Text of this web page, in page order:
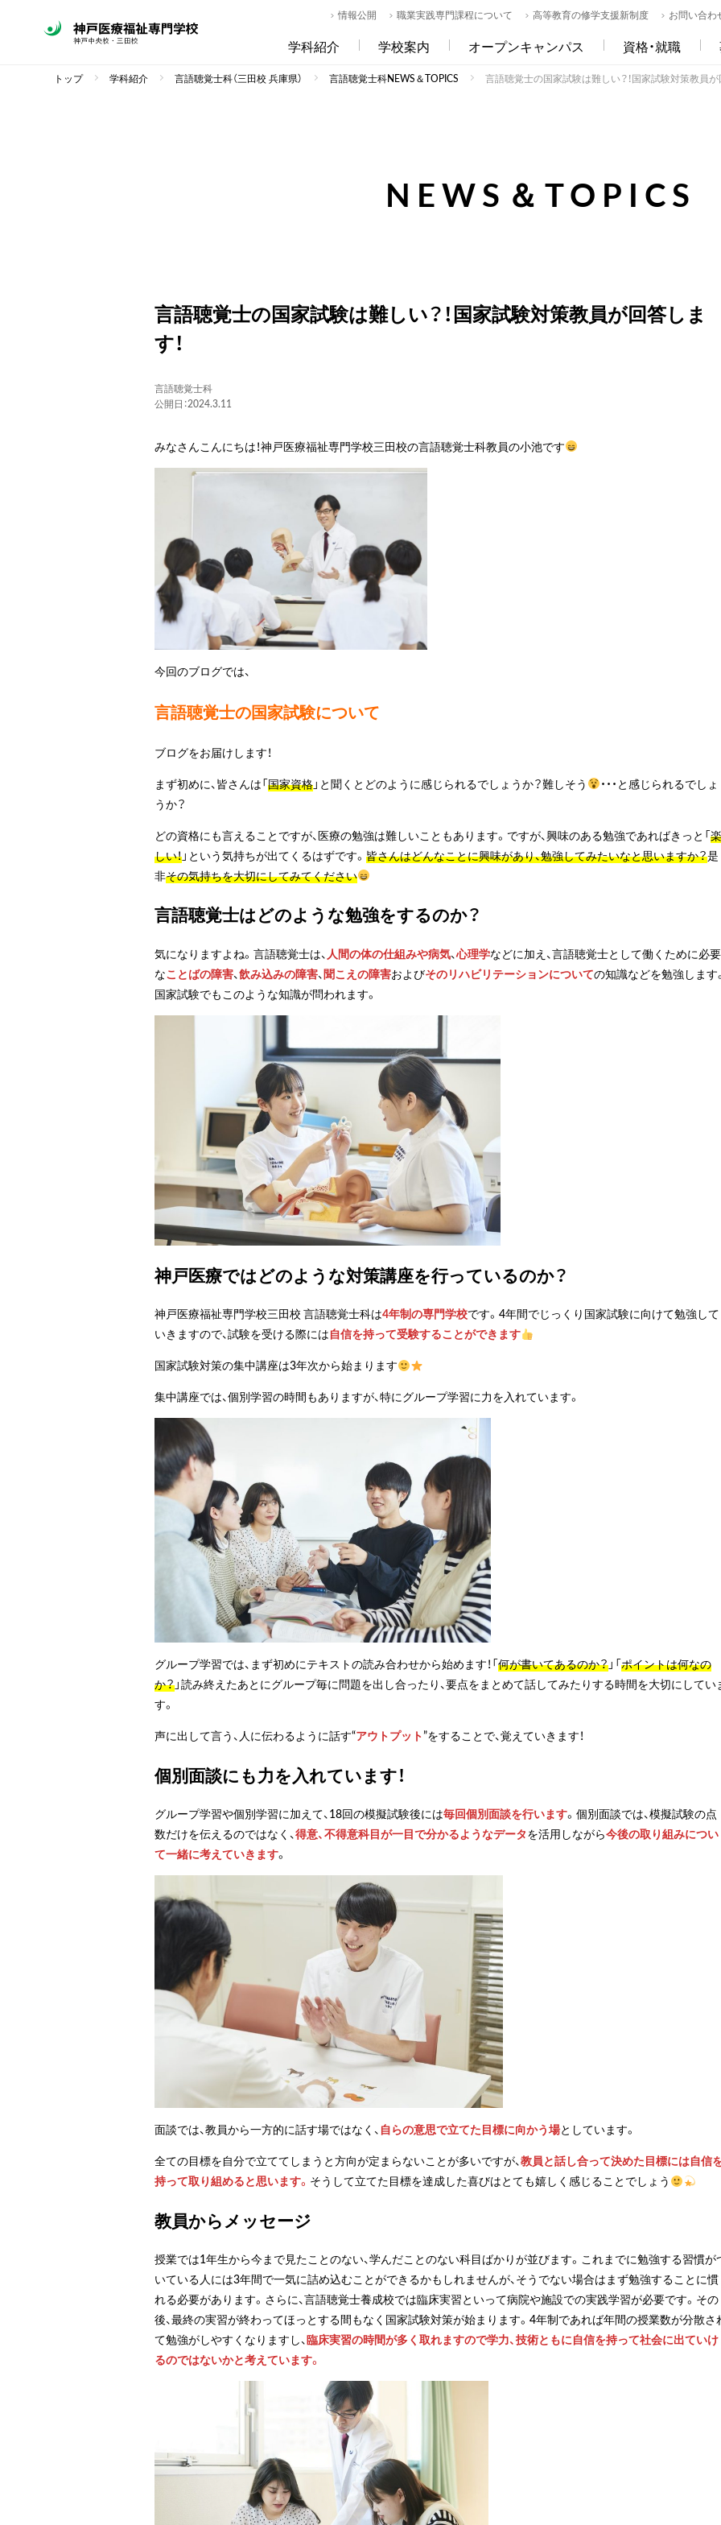
学科紹介 学校案内 オープンキャンパス 資格・就職
情報公開 職業実践専門課程について 高等教育の修学支援新制度 お問い合わ
トップ 学科紹介 言語聴覚士科（三田校 兵庫県） 言語聴覚士科NEWS＆TOPICS 言語聴覚士の国家試験は難しい？！国家試験対策教員が
NEWS＆TOPICS
言語聴覚士の国家試験は難しい？！国家試験対策教員が回答しま
す！
言語聴覚士科
公開日：2024.3.11
みなさんこんにちは！神戸医療福祉専門学校三田校の言語聴覚士科教員の小池です
今回のブログでは、
言語聴覚士の国家試験について
ブログをお届けします！
まず初めに、皆さんは「国家資格」と聞くとどのように感じられるでしょうか？難しそう
・・・と感じられるでしょ
うか？
どの資格にも言えることですが、医療の勉強は難しいこともあります。ですが、興味のある勉強であればきっと「楽
しい！」という気持ちが出てくるはずです。 皆さんはどんなことに興味があり、勉強してみたいなと思いますか？是
非その気持ちを大切にしてみてください
言語聴覚士はどのような勉強をするのか？
気になりますよね。言語聴覚士は、 人間の体の仕組みや病気、心理学などに加え、言語聴覚士として働くために必要
なことばの障害、飲み込みの障害、聞こえの障害およびそのリハビリテーションについての知識などを勉強します
国家試験でもこのような知識が問われます。
神戸医療ではどのような対策講座を行っているのか？
神戸医療福祉専門学校三田校 言語聴覚士科は4年制の専門学校です。4年間でじっくり国家試験に向けて勉強して
いきますので、試験を受ける際には自信を持って受験することができます
国家試験対策の集中講座は3年次から始まります
集中講座では、個別学習の時間もありますが、特にグループ学習に力を入れています。
グループ学習では、まず初めにテキストの読み合わせから始めます！「何が書いてあるのか？」「ポイントは何なの
か？」読み終えたあとにグループ毎に問題を出し合ったり、要点をまとめて話してみたりする時間を大切にしてい
す。
声に出して言う、人に伝わるように話す“アウトプット”をすることで、覚えていきます！
個別面談にも力を入れています！
グループ学習や個別学習に加えて、18回の模擬試験後には毎回個別面談を行います。個別面談では、模擬試験の点
数だけを伝えるのではなく、得意、不得意科目が一目で分かるようなデータを活用しながら今後の取り組みについ
て一緒に考えていきます。
面談では、教員から一方的に話す場ではなく、 自らの意思で立てた目標に向かう場としています。
全ての目標を自分で立ててしまうと方向が定まらないことが多いですが、教員と話し合って決めた目標には自信
持って取り組めると思います。 そうして立てた目標を達成した喜びはとても嬉しく感じることでしょう
教員からメッセージ
授業では1年生から今まで見たことのない、学んだことのない科目ばかりが並びます。これまでに勉強する習慣が
いている人には3年間で一気に詰め込むことができるかもしれませんが、そうでない場合はまず勉強することに慣
れる必要があります。さらに、言語聴覚士養成校では臨床実習といって病院や施設での実践学習が必要です。その
後、最終の実習が終わってほっとする間もなく国家試験対策が始まります。4年制であれば年間の授業数が分散さ
て勉強がしやすくなりますし、臨床実習の時間が多く取れますので学力、技術ともに自信を持って社会に出ていけ
るのではないかと考えています。